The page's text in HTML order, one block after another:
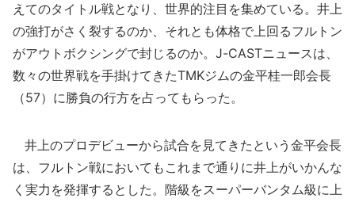
えてのタイトル戦となり、世界的注目を集めている。井上
の強打がさく裂するのか、それとも体格で上回るフルトン
がアウトボクシングで封じるのか。J-CASTニュースは、
数々の世界戦を手掛けてきたTMKジムの金平桂一郎会長
（57）に勝負の行方を占ってもらった。
井上のプロデビューから試合を見てきたという金平会長
は、フルトン戦においてもこれまで通りに井上がいかんな
く実力を発揮するとした。階級をスーパーバンタム級に上